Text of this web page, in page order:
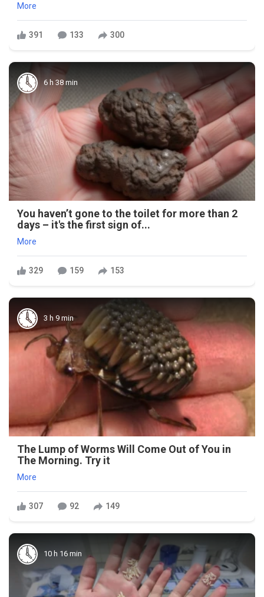
More
391 133 300
6 h 38 min
You haven’t gone to the toilet for more than 2
days – it's the first sign of...
More
329 159 153
3 h 9 min
The Lump of Worms Will Come Out of You in
The Morning. Try it
More
307 92 149
10 h 16 min